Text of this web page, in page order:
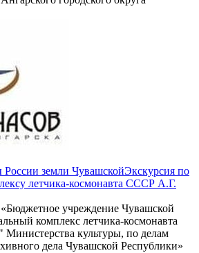
земли ЧувашскойЭкскурсия по
летчика-космонавта СССР А.Г.
учреждение Чувашской
комплекс летчика-космонавта
культуры, по делам
дела Чувашской Республики»